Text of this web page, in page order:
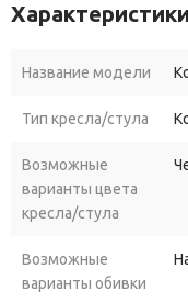
Характеристики
Название модели
Тип кресла/стула
Возможные
варианты цвета
кресла/стула
Возможные
варианты обивки